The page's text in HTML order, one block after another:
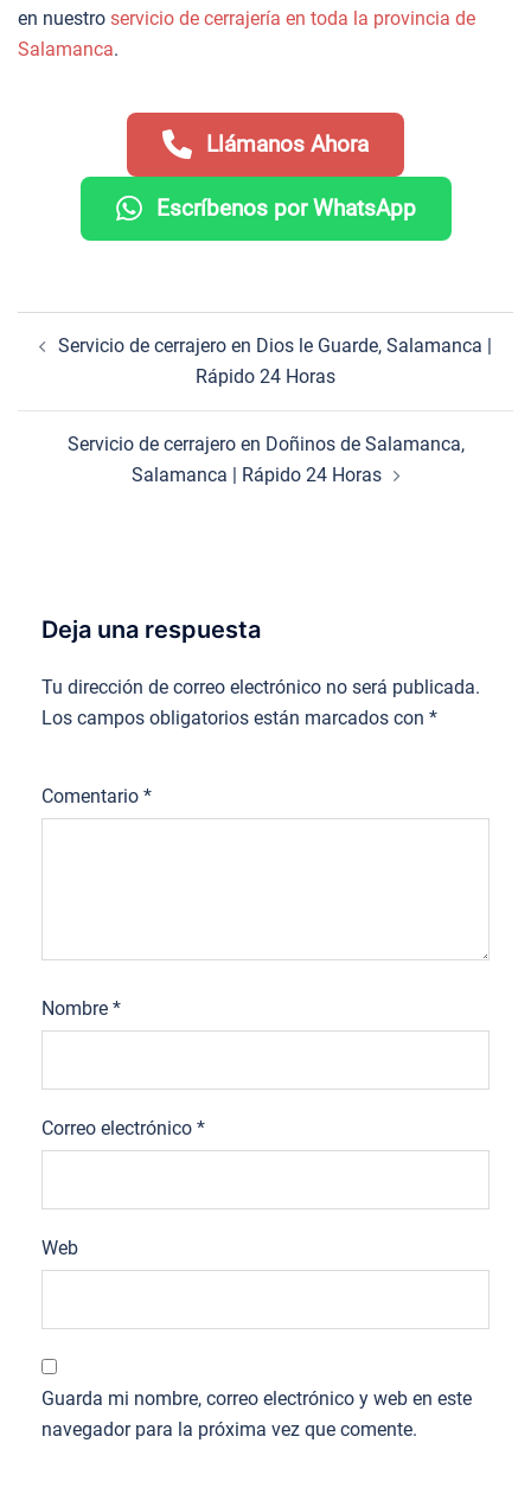
en nuestro servicio de cerrajería en toda la provincia de
Salamanca.
Llámanos Ahora
Escríbenos por WhatsApp
de Servicio de cerrajero en Dios le Guarde, Salamanca |
Rápido 24 Horas
Servicio de cerrajero en Doñinos de Salamanca,
Salamanca | Rápido 24 Horas
Deja una respuesta
Tu dirección de correo electrónico no será publicada.
Los campos obligatorios están marcados con *
Comentario *
Nombre *
Correo electrónico *
Web
Guarda mi nombre, correo electrónico y web en este
navegador para la próxima vez que comente.